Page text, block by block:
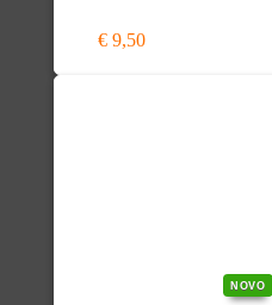
€ 9,50
NOVO